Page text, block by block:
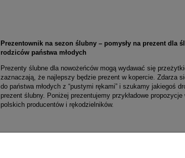
Prezentownik na sezon ślubny – pomysły na prezent dla
rodziców państwa młodych
Prezenty ślubne dla nowożeńców mogą wydawać się
zaznaczają, że najlepszy będzie prezent w kopercie. Zdarza
do państwa młodych z “pustymi rękami” i szukamy jakiegoś
prezent ślubny. Poniżej prezentujemy przykładowe
polskich producentów i rękodzielników.